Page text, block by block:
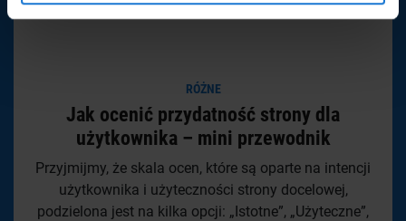
RÓŻNE
Jak ocenić przydatność strony dla
użytkownika – mini przewodnik
Przyjmijmy, że skala ocen, które są oparte na intencji
użytkownika i użyteczności strony docelowej,
podzielona jest na kilka opcji: „Istotne”, „Użyteczne”,